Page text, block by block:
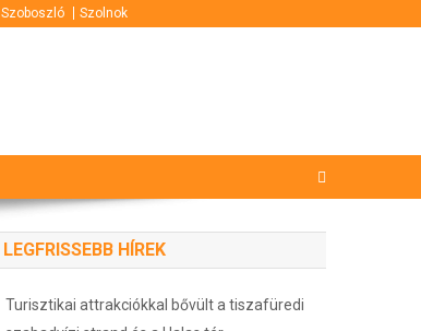
Szoboszló Szolnok
LEGFRISSEBB HÍREK
Turisztikai attrakciókkal bővült a tiszafüredi